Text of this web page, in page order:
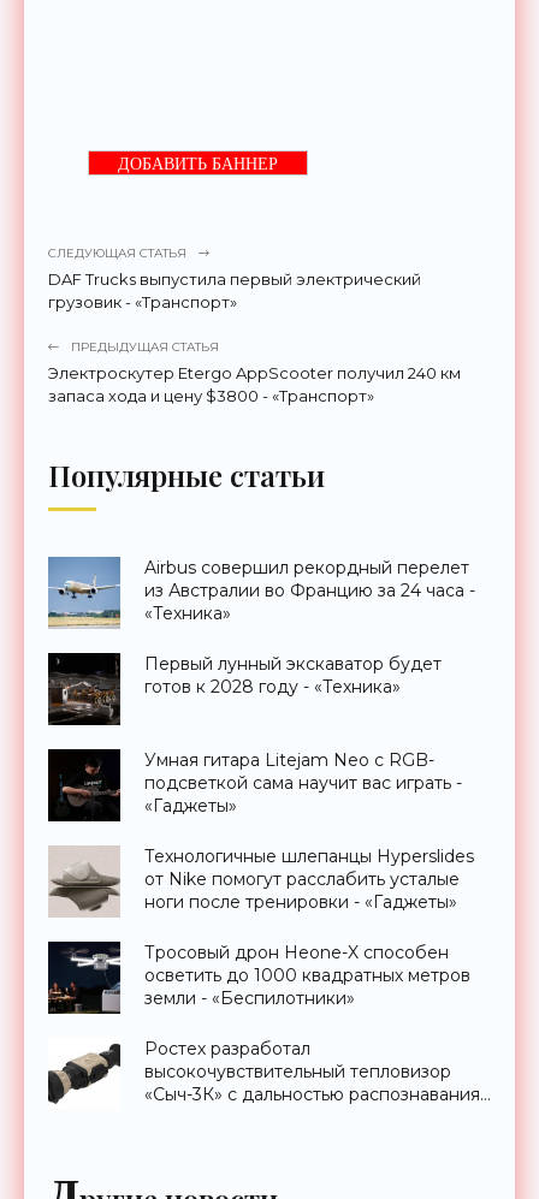
ДОБАВИТЬ БАННЕР
СЛЕДУЮЩАЯ СТАТЬЯ
DAF Trucks выпустила первый электрический
грузовик - «Транспорт»
ПРЕДЫДУЩАЯ СТАТЬЯ
Электроскутер Etergo AppScooter получил 240 км
запаса хода и цену $3800 - «Транспорт»
Популярные статьи
Airbus совершил рекордный перелет
из Австралии во Францию за 24 часа -
«Техника»
Первый лунный экскаватор будет
готов к 2028 году - «Техника»
Умная гитара Litejam Neo с RGB-
подсветкой сама научит вас играть -
«Гаджеты»
Технологичные шлепанцы Hyperslides
от Nike помогут расслабить усталые
ноги после тренировки - «Гаджеты»
Тросовый дрон Heone-X способен
осветить до 1000 квадратных метров
земли - «Беспилотники»
Ростех разработал
высокочувствительный тепловизор
«Сыч-3К» с дальностью распознавания